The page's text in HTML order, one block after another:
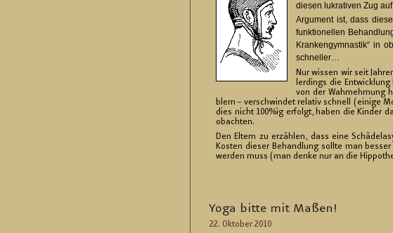
die­sen lu­kra­ti­ven Zug
Ar­gu­ment ist, dass
funk­tio­nel­len
Kran­ken­gym­nas­tik“ in
schnel­ler…
Nur wis­sen wir seit
ler­dings die
von der Wahr­neh­mung
blem – ver­schwin­det re­la­tiv schnell (ei­ni­ge
dies nicht 100%ig er­folgt, haben die Kin­der
ob­ach­ten.
Den El­tern zu er­zäh­len, dass eine
Kos­ten die­ser Be­hand­lung soll­te man
wer­den muss (man denke nur an die
Yoga bitte mit Maßen!
22. Ok­to­ber 2010